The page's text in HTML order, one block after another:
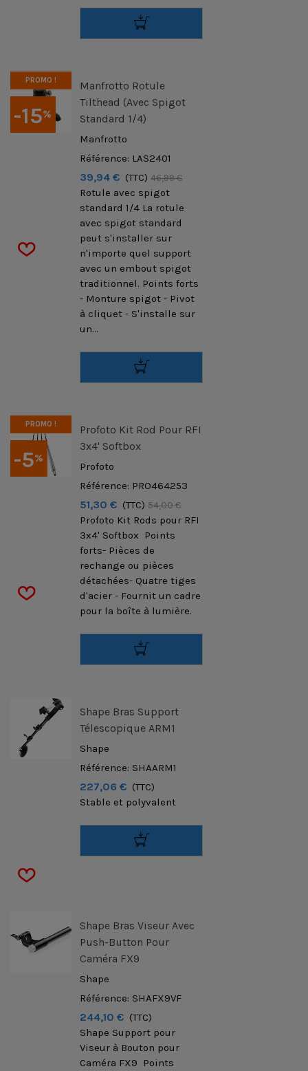
-15%
PROMO !
Manfrotto Rotule
Tilthead (avec Spigot
Standard 1/4)
Manfrotto
Référence: LAS2401
39,94 € (TTC) 46,99 €
Rotule avec spigot
standard 1/4 La rotule
avec spigot standard
peut s'installer sur
n'importe quel support
avec un embout spigot
traditionnel. Points forts
- Monture spigot - Pivot
à cliquet - S'installe sur
un...
-5%
PROMO !
Profoto Kit Rod Pour RFI
3x4' Softbox
Profoto
Référence: PRO464253
51,30 € (TTC) 54,00 €
Profoto Kit Rods pour RFI
3x4' Softbox Points
forts- Pièces de
rechange ou pièces
détachées- Quatre tiges
d'acier - Fournit un cadre
pour la boîte à lumière.
Shape Bras Support
Télescopique ARM1
Shape
Référence: SHAARM1
227,06 € (TTC)
Stable et polyvalent
Shape Bras Viseur Avec
Push-Button Pour
Caméra FX9
Shape
Référence: SHAFX9VF
244,10 € (TTC)
Shape Support pour
Viseur à Bouton pour
Caméra FX9 Points